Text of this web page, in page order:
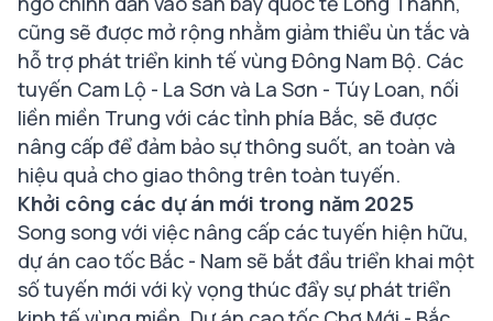
cũng sẽ được mở rộng nhằm giảm thiểu ùn tắc và
hỗ trợ phát triển kinh tế vùng Đông Nam Bộ. Các
tuyến Cam Lộ - La Sơn và La Sơn - Túy Loan, nối
liền miền Trung với các tỉnh phía Bắc, sẽ được
nâng cấp để đảm bảo sự thông suốt, an toàn và
hiệu quả cho giao thông trên toàn tuyến.
Khởi công các dự án mới trong năm 2025
Song song với việc nâng cấp các tuyến hiện hữu,
dự án cao tốc Bắc - Nam sẽ bắt đầu triển khai một
số tuyến mới với kỳ vọng thúc đẩy sự phát triển